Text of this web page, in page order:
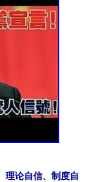
理论自信、制度自